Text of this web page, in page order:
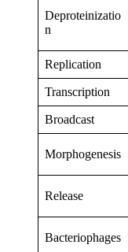
Deproteinizatio
n
Replication
Transcription
Broadcast
Morphogenesis
Release
Bacteriophages